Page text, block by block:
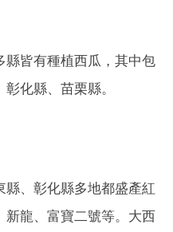
縣皆有種植西瓜，其中包
化縣、苗栗縣。
縣、彰化縣多地都盛產紅
新龍、富寶二號等。大西